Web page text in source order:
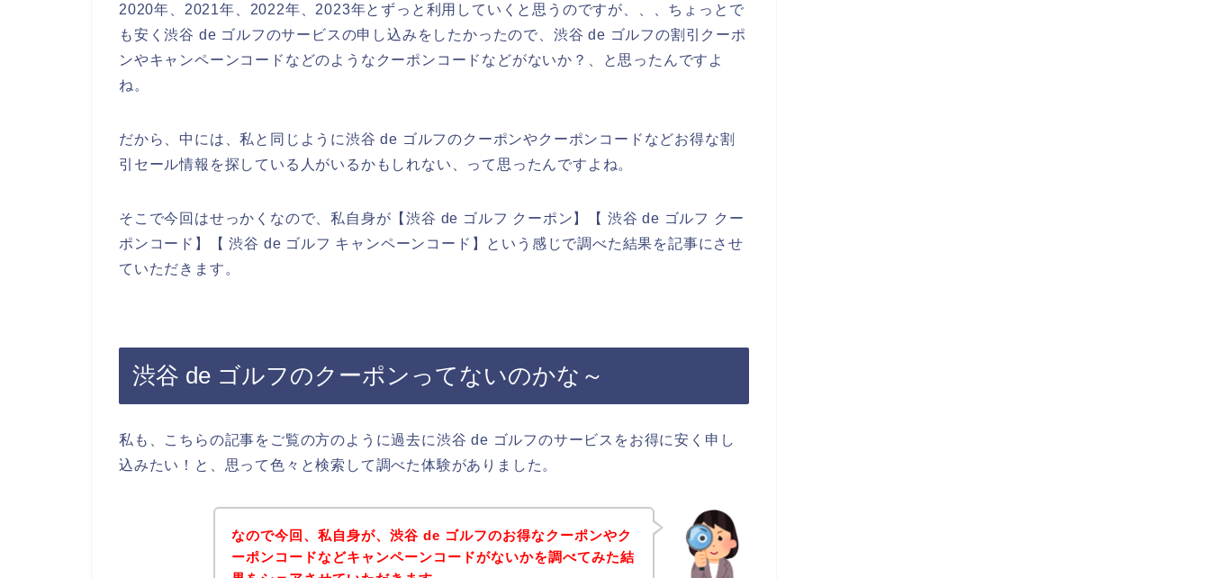
2020年、2021年、2022年、2023年とずっと利用していくと思うのですが、、、ちょっとで
も安く渋谷 de ゴルフのサービスの申し込みをしたかったので、渋谷 de ゴルフの割引クーポ
ンやキャンペーンコードなどのようなクーポンコードなどがないか？、と思ったんですよ
ね。
だから、中には、私と同じように渋谷 de ゴルフのクーポンやクーポンコードなどお得な割
引セール情報を探している人がいるかもしれない、って思ったんですよね。
そこで今回はせっかくなので、私自身が【渋谷 de ゴルフ クーポン】【 渋谷 de ゴルフ クー
ポンコード】【 渋谷 de ゴルフ キャンペーンコード】という感じで調べた結果を記事にさせ
ていただきます。
渋谷 de ゴルフのクーポンってないのかな～
私も、こちらの記事をご覧の方のように過去に渋谷 de ゴルフのサービスをお得に安く申し
込みたい！と、思って色々と検索して調べた体験がありました。
なので今回、私自身が、渋谷 de ゴルフのお得なクーポンやク
ーポンコードなどキャンペーンコードがないかを調べてみた結